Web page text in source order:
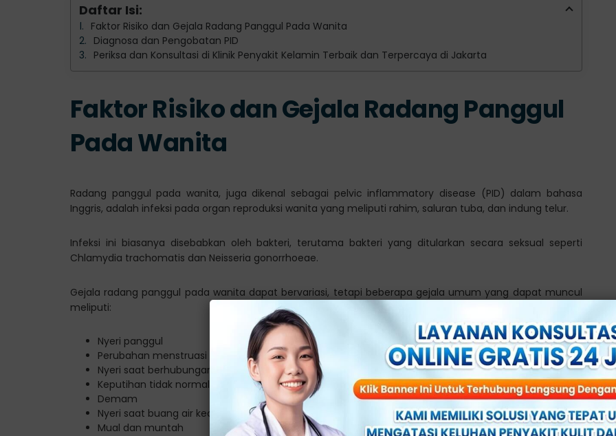
Daftar Isi:
Faktor Risiko dan Gejala Radang Panggul Pada Wanita
Diagnosa dan Pengobatan PID
Periksa dan Konsultasi di Klinik Penyakit Kelamin Terbaik dan Terpercaya di Jakarta
Faktor Risiko dan Gejala Radang Panggul
Pada Wanita
Radang panggul pada wanita, juga dikenal sebagai pelvic inflammatory disease (PID) dalam bahasa
Inggris, adalah infeksi pada organ reproduksi wanita yang meliputi rahim, saluran tuba, dan indung telur.
Infeksi ini biasanya disebabkan oleh bakteri, terutama bakteri yang ditularkan secara seksual seperti
Chlamydia trachomatis dan Neisseria gonorrhoeae.
Gejala radang panggul pada wanita dapat bervariasi, tetapi beberapa gejala umum yang dapat muncul
meliputi:
Nyeri panggul
Perubahan menstruasi
Nyeri saat berhubungan seksual
Keputihan tidak normal
Demam
Nyeri saat buang air kecil
Mual dan muntah